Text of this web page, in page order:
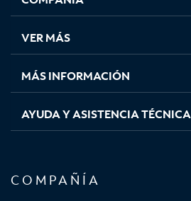
en
pestaña
nueva
en
pestaña
nueva
en
pestaña
nueva
en
nueva
VER MÁS
MÁS INFORMACIÓN
AYUDA Y ASISTENCIA TÉCNICA
COMPAÑÍA